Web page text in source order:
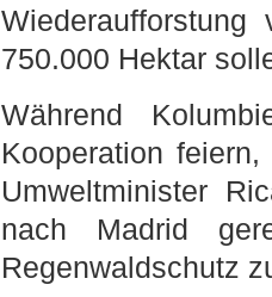
750.000 Hektar
Während
Kooperation
Umweltminister
nach Madrid
Regenwaldschutz